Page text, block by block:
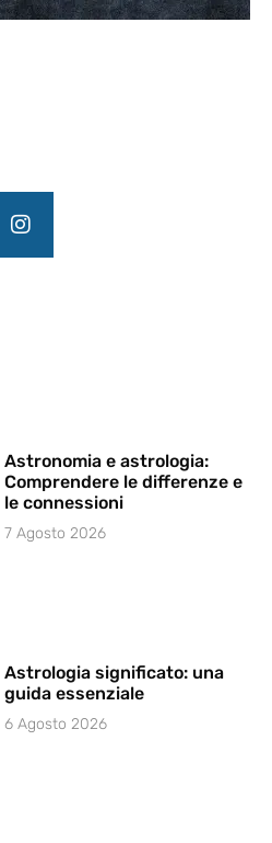
Astronomia e astrologia:
Comprendere le differenze e
le connessioni
7 Agosto 2026
Astrologia significato: una
guida essenziale
6 Agosto 2026